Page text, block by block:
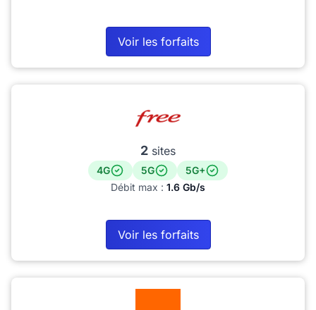
Voir les forfaits
2 sites
4G 5G
5G+
Débit max : 1.6 Gb/s
Voir les forfaits